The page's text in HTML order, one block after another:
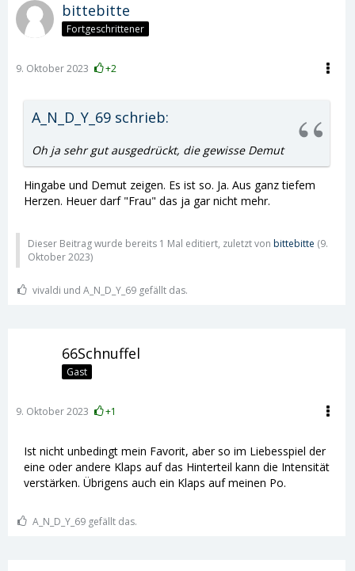
bittebitte
Fortgeschrittener
9. Oktober 2023 +2
A_N_D_Y_69 schrieb:
Oh ja sehr gut ausgedrückt, die gewisse Demut
Hingabe und Demut zeigen. Es ist so. Ja. Aus ganz tiefem
Herzen. Heuer darf "Frau" das ja gar nicht mehr.
Dieser Beitrag wurde bereits 1 Mal editiert, zuletzt von bittebitte (9.
Oktober 2023)
vivaldi und A_N_D_Y_69 gefällt das.
66Schnuffel
Gast
9. Oktober 2023 +1
Ist nicht unbedingt mein Favorit, aber so im Liebesspiel der
eine oder andere Klaps auf das Hinterteil kann die Intensität
verstärken. Übrigens auch ein Klaps auf meinen Po.
A_N_D_Y_69 gefällt das.